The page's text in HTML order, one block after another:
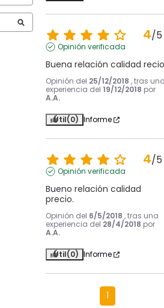
4/5
Opinión verificada
Buena relación calidad recio
Opinión del 25/12/2018 , tras
experiencia del 19/12/2018 por
A.A.
Útil(0) Informe
4/5
Opinión verificada
Bueno relación calidad
precio.
Opinión del 6/5/2018 , tras una
experiencia del 28/4/2018 por
A.A.
Útil(0) Informe
1